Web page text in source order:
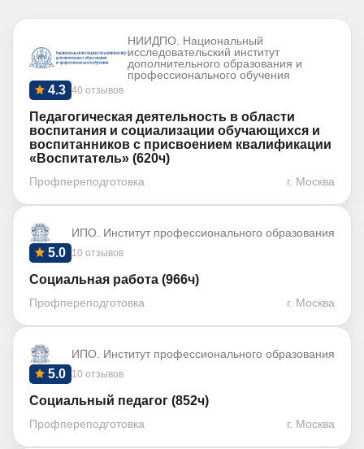
НИИДПО. Национальный
исследовательский институт
дополнительного образования и
профессионального обучения
40 отзывов
4.3
Педагогическая деятельность в области
воспитания и социализации обучающихся и
воспитанников с присвоением квалификации
«Воспитатель» (620ч)
Профпереподготовка г. Москва
ИПО. Институт профессионального образования
10 отзывов
5.0
Социальная работа (966ч)
Профпереподготовка г. Москва
ИПО. Институт профессионального образования
10 отзывов
5.0
Социальный педагог (852ч)
Профпереподготовка г. Москва